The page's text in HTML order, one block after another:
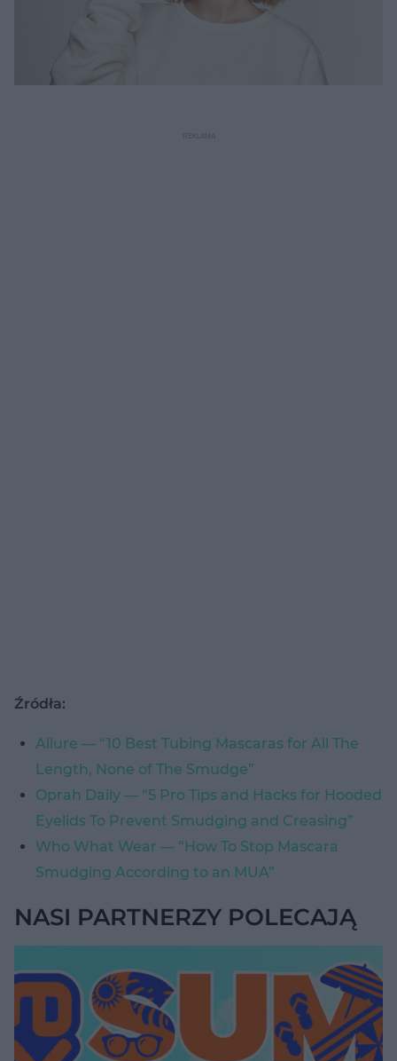
Źródła:
Allure — “10 Best Tubing Mascaras for All The
Length, None of The Smudge”
Oprah Daily — “5 Pro Tips and Hacks for Hooded
Eyelids To Prevent Smudging and Creasing”
Who What Wear — “How To Stop Mascara
Smudging According to an MUA”
NASI PARTNERZY POLECAJĄ